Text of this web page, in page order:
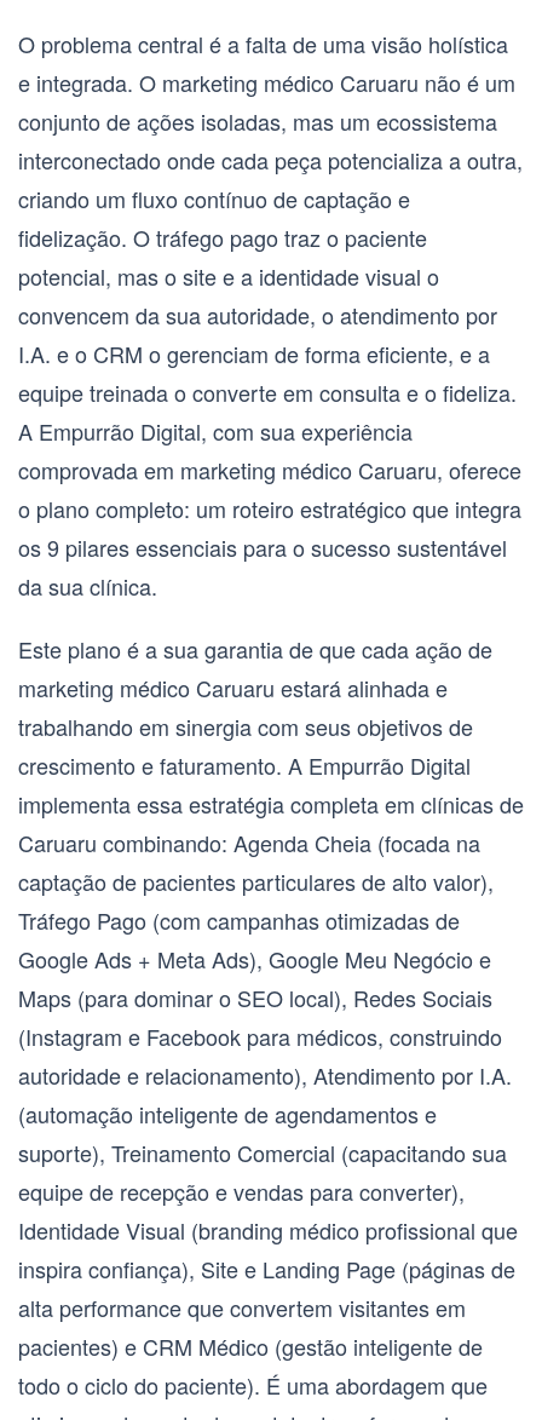
O problema central é a falta de uma visão holística
e integrada. O marketing médico Caruaru não é um
conjunto de ações isoladas, mas um ecossistema
interconectado onde cada peça potencializa a outra,
criando um fluxo contínuo de captação e
fidelização. O tráfego pago traz o paciente
potencial, mas o site e a identidade visual o
convencem da sua autoridade, o atendimento por
I.A. e o CRM o gerenciam de forma eficiente, e a
equipe treinada o converte em consulta e o fideliza.
A Empurrão Digital, com sua experiência
comprovada em marketing médico Caruaru, oferece
o plano completo: um roteiro estratégico que integra
os 9 pilares essenciais para o sucesso sustentável
da sua clínica.
Este plano é a sua garantia de que cada ação de
marketing médico Caruaru estará alinhada e
trabalhando em sinergia com seus objetivos de
crescimento e faturamento. A Empurrão Digital
implementa essa estratégia completa em clínicas de
Caruaru combinando: Agenda Cheia (focada na
captação de pacientes particulares de alto valor),
Tráfego Pago (com campanhas otimizadas de
Google Ads + Meta Ads), Google Meu Negócio e
Maps (para dominar o SEO local), Redes Sociais
(Instagram e Facebook para médicos, construindo
autoridade e relacionamento), Atendimento por I.A.
(automação inteligente de agendamentos e
suporte), Treinamento Comercial (capacitando sua
equipe de recepção e vendas para converter),
Identidade Visual (branding médico profissional que
inspira confiança), Site e Landing Page (páginas de
alta performance que convertem visitantes em
pacientes) e CRM Médico (gestão inteligente de
todo o ciclo do paciente). É uma abordagem que